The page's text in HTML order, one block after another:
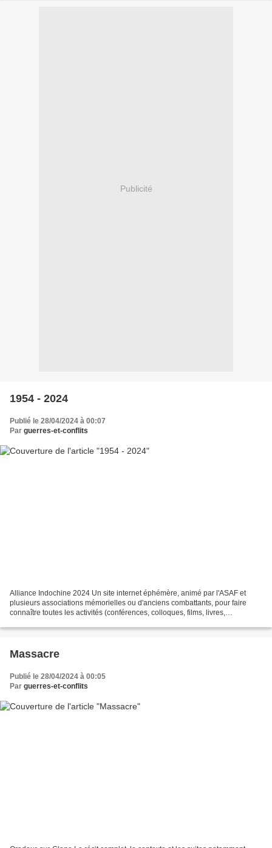
Publicité
1954 - 2024
Publié le 28/04/2024 à 00:07
Par guerres-et-conflits
Alliance Indochine 2024 Un site internet éphémère, animé par l'ASAF et
plusieurs associations mémorielles ou d'anciens combattants, pour faire
connaître toutes les activités (conférences, colloques, films, livres,
Massacre
Publié le 28/04/2024 à 00:05
Par guerres-et-conflits